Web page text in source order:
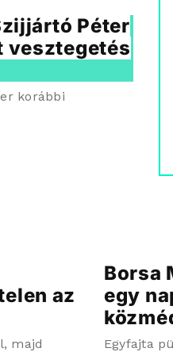
Péter
vesztegetés
korábbi
az
majd
Borsa
egy
Egyfajta